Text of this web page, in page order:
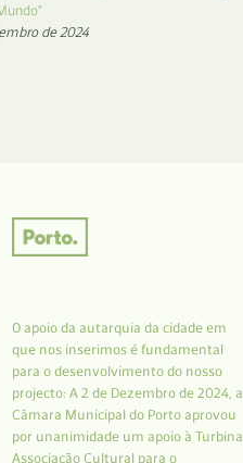
de 2024
O apoio da autarquia da cidade em
que nos inserimos é fundamental
para o desenvolvimento do nosso
projecto: A 2 de Dezembro de 2024, a
Câmara Municipal do Porto aprovou
por unanimidade um apoio à Turbina
Associação Cultural para o